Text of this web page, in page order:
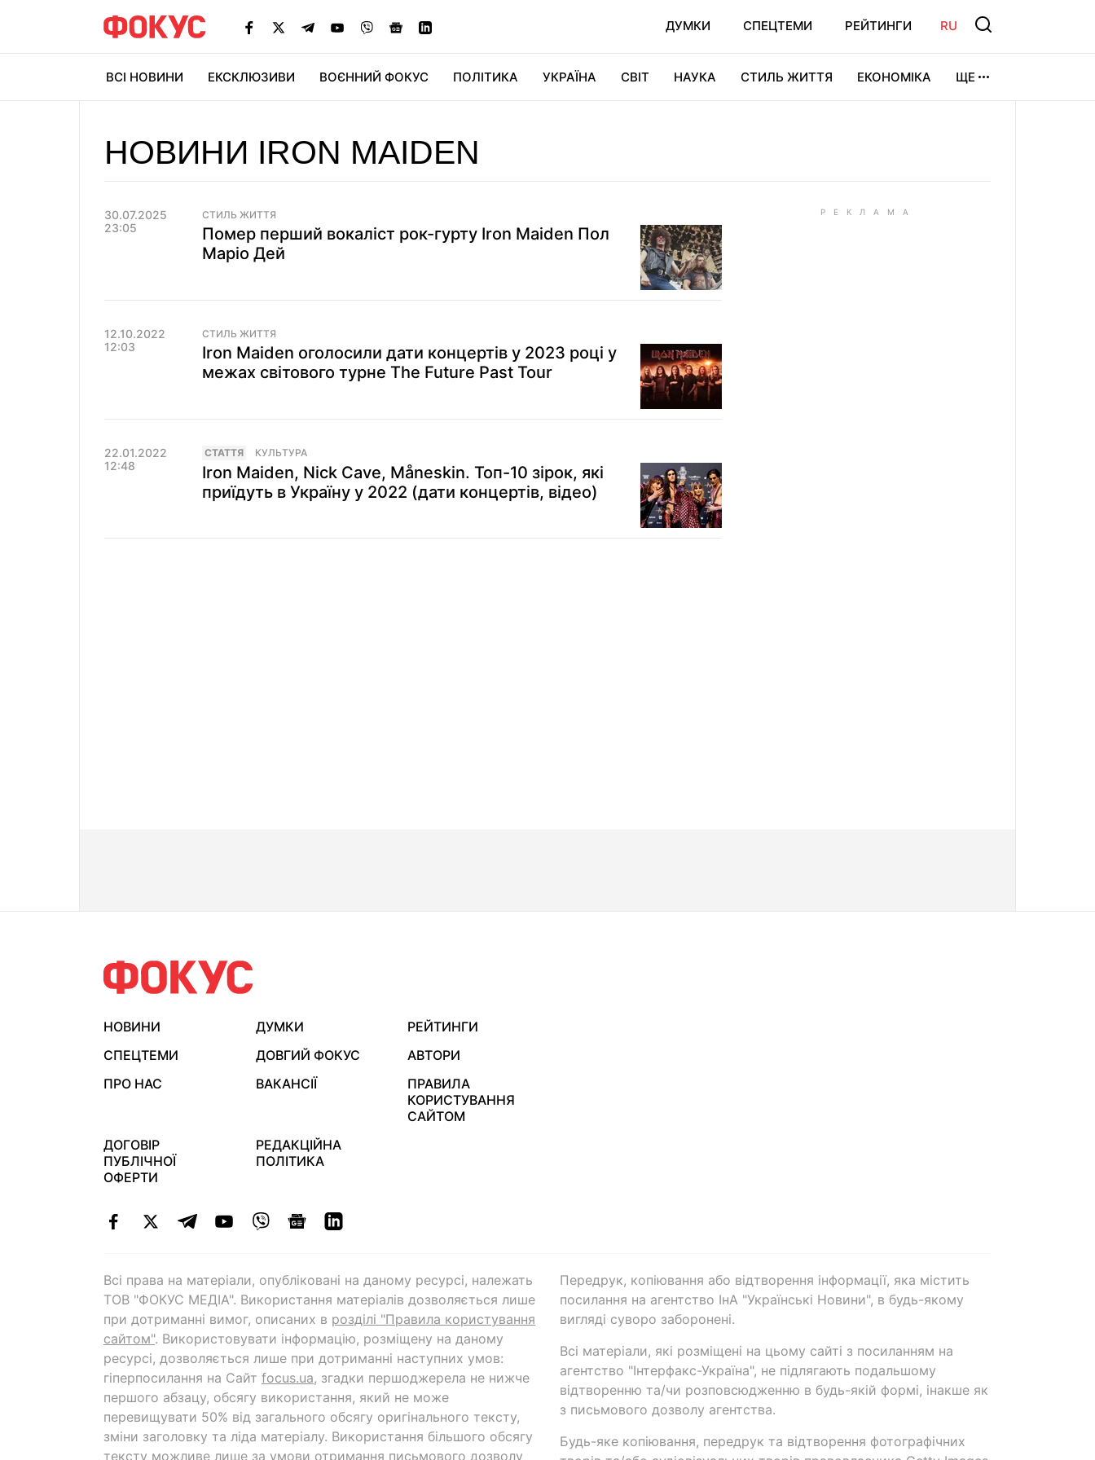
ДУМКИ СПЕЦТЕМИ РЕЙТИНГИ RU
ВСІ НОВИНИ ЕКСКЛЮЗИВИ ВОЄННИЙ ФОКУС ПОЛІТИКА УКРАЇНА СВІТ НАУКА СТИЛЬ ЖИТТЯ ЕКОНОМІКА ЩЕ
НОВИНИ IRON MAIDEN
30.07.2025
23:05
СТИЛЬ ЖИТТЯ
Помер перший вокаліст рок-гурту Iron Maiden Пол
Маріо Дей
12.10.2022
12:03
СТИЛЬ ЖИТТЯ
Iron Maiden оголосили дати концертів у 2023 році у
межах світового турне The Future Past Tour
22.01.2022
12:48
СТАТТЯ КУЛЬТУРА
Iron Maiden, Nick Cave, Måneskin. Топ-10 зірок, які
приїдуть в Україну у 2022 (дати концертів, відео)
НОВИНИ ДУМКИ
РЕЙТИНГИ
СПЕЦТЕМИ
ДОВГИЙ ФОКУС
АВТОРИ
ПРО НАС
ВАКАНСІЇ
ПРАВИЛА
КОРИСТУВАННЯ
САЙТОМ
ДОГОВІР
ПУБЛІЧНОЇ
ОФЕРТИ
РЕДАКЦІЙНА
ПОЛІТИКА
Всі права на матеріали, опубліковані на даному ресурсі, належать
ТОВ "ФОКУС МЕДІА". Використання матеріалів дозволяється лише
при дотриманні вимог, описаних в розділі "Правила користування
сайтом". Використовувати інформацію, розміщену на даному
ресурсі, дозволяється лише при дотриманні наступних умов:
гіперпосилання на Cайт focus.ua, згадки першоджерела не нижче
першого абзацу, обсягу використання, який не може
перевищувати 50% від загального обсягу оригінального тексту,
зміни заголовку та ліда матеріалу. Використання більшого обсягу
тексту можливе лише за умови отримання письмового дозволу
Передрук, копіювання або відтворення інформації, яка містить
посилання на агентство ІнА "Українські Новини", в будь-якому
вигляді суворо заборонені.
Всі матеріали, які розміщені на цьому сайті з посиланням на
агентство "Інтерфакс-Україна", не підлягають подальшому
відтворенню та/чи розповсюдженню в будь-якій формі, інакше як
з письмового дозволу агентства.
Будь-яке копіювання, передрук та відтворення фотографічних